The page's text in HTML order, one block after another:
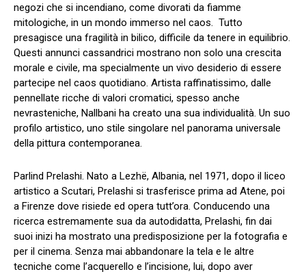
negozi che si incendiano, come divorati da fiamme
mitologiche, in un mondo immerso nel caos. Tutto
presagisce una fragilità in bilico, difficile da tenere in equilibrio.
Questi annunci cassandrici mostrano non solo una crescita
morale e civile, ma specialmente un vivo desiderio di essere
partecipe nel caos quotidiano. Artista raffinatissimo, dalle
pennellate ricche di valori cromatici, spesso anche
nevrasteniche, Nallbani ha creato una sua individualità. Un suo
profilo artistico, uno stile singolare nel panorama universale
della pittura contemporanea.
Parlind Prelashi. Nato a Lezhë, Albania, nel 1971, dopo il liceo
artistico a Scutari, Prelashi si trasferisce prima ad Atene, poi
a Firenze dove risiede ed opera tutt’ora. Conducendo una
ricerca estremamente sua da autodidatta, Prelashi, fin dai
suoi inizi ha mostrato una predisposizione per la fotografia e
per il cinema. Senza mai abbandonare la tela e le altre
tecniche come l’acquerello e l’incisione, lui, dopo aver